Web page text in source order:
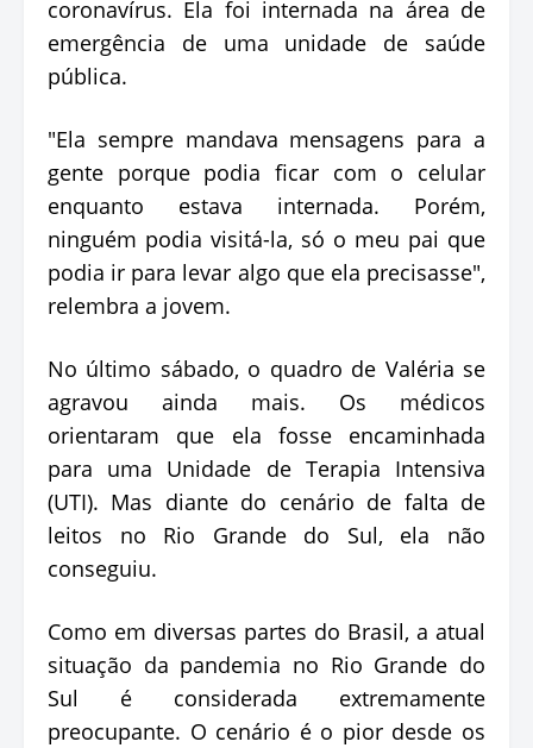
coronavírus. Ela foi internada na área de
emergência de uma unidade de saúde
pública.
"Ela sempre mandava mensagens para a
gente porque podia ficar com o celular
enquanto estava internada. Porém,
ninguém podia visitá-la, só o meu pai que
podia ir para levar algo que ela precisasse",
relembra a jovem.
No último sábado, o quadro de Valéria se
agravou ainda mais. Os médicos
orientaram que ela fosse encaminhada
para uma Unidade de Terapia Intensiva
(UTI). Mas diante do cenário de falta de
leitos no Rio Grande do Sul, ela não
conseguiu.
Como em diversas partes do Brasil, a atual
situação da pandemia no Rio Grande do
Sul é considerada extremamente
preocupante. O cenário é o pior desde os